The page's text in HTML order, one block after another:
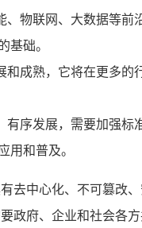
、物联网、大数据等
基础。
和成熟，它将在更多
有序发展，需要加强
用和普及。
去中心化、不可篡改
政府、企业和社会各